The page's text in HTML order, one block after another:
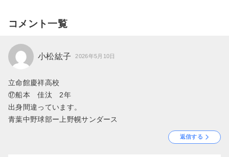
コメント一覧
小松紘子 2026年5月10日
立命館慶祥高校
⑰船本 佳汰 2年
出身間違っています。
青葉中野球部ー上野幌サンダース
返信する